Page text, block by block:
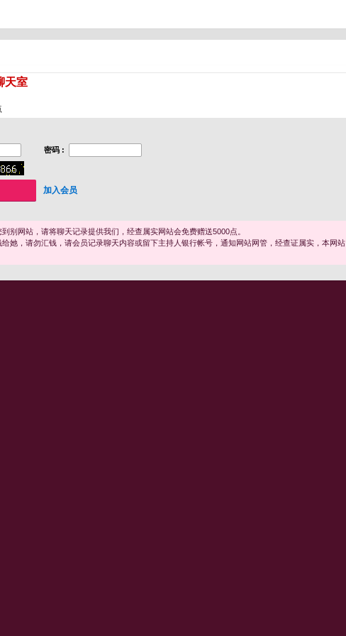
天室
密码 :
加入会员
别网站，请将聊天记录提供我们，经查属实网站会免费赠送5000点。
她，请勿汇钱，请会员记录聊天内容或留下主持人银行帐号，通知网站网管，经查证属实，本网站